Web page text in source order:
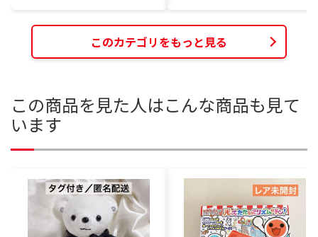
このカテゴリをもっと見る
この商品を見た人はこんな商品も見て
います